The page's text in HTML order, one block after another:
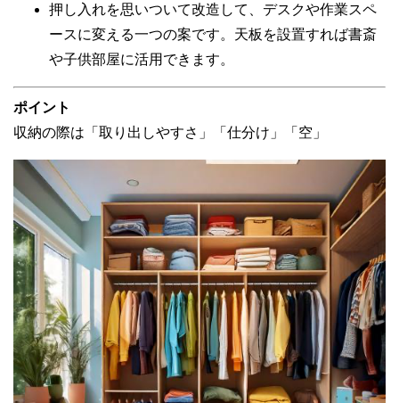
押し入れを思いついて改造して、デスクや作業スペ
ースに変える一つの案です。天板を設置すれば書斎
や子供部屋に活用できます。
ポイント
収納の際は「取り出しやすさ」「仕分け」「空」